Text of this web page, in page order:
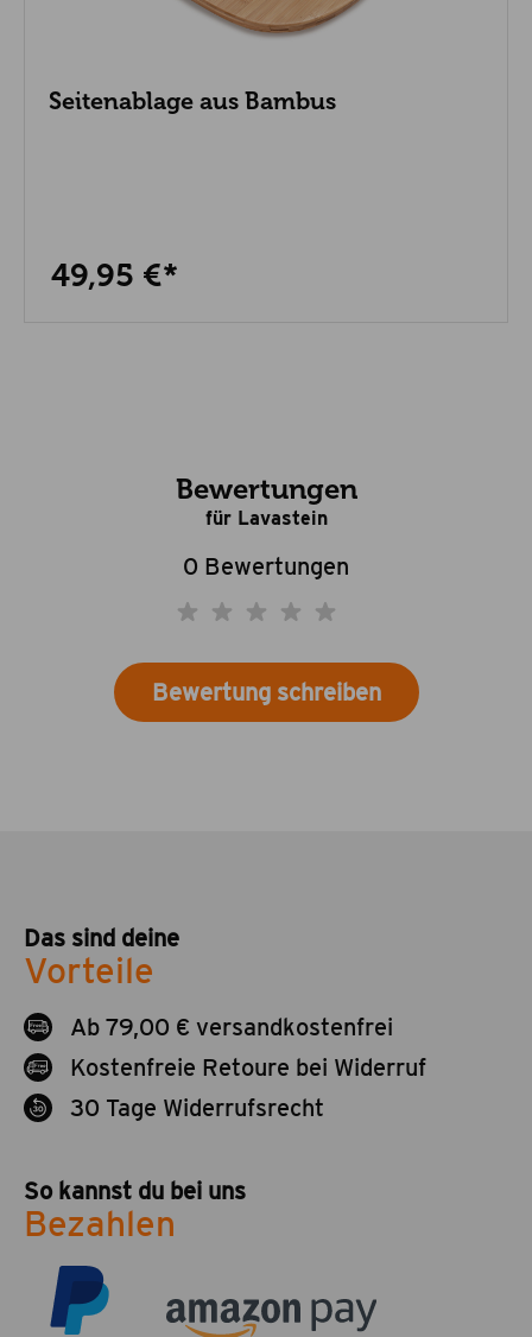
Seitenablage aus Bambus
49,95 €*
Bewertungen
für Lavastein
0 Bewertungen
Bewertung schreiben
Das sind deine
Vorteile
Ab 79,00 € versandkostenfrei
Kostenfreie Retoure bei Widerruf
30 Tage Widerrufsrecht
So kannst du bei uns
Bezahlen